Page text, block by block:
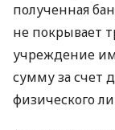
полученная
не покрывает
учреждение
сумму за счет
физического